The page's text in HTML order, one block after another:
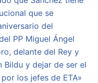
que se
del
PP Miguel Ángel
delante del Rey y
Bildu y dejar de ser el
los jefes de ETA»